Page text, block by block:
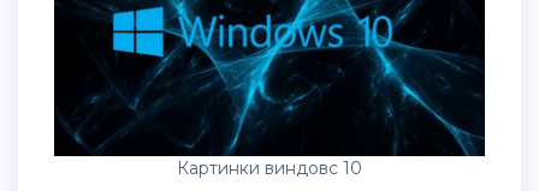
Картинки виндовс 10